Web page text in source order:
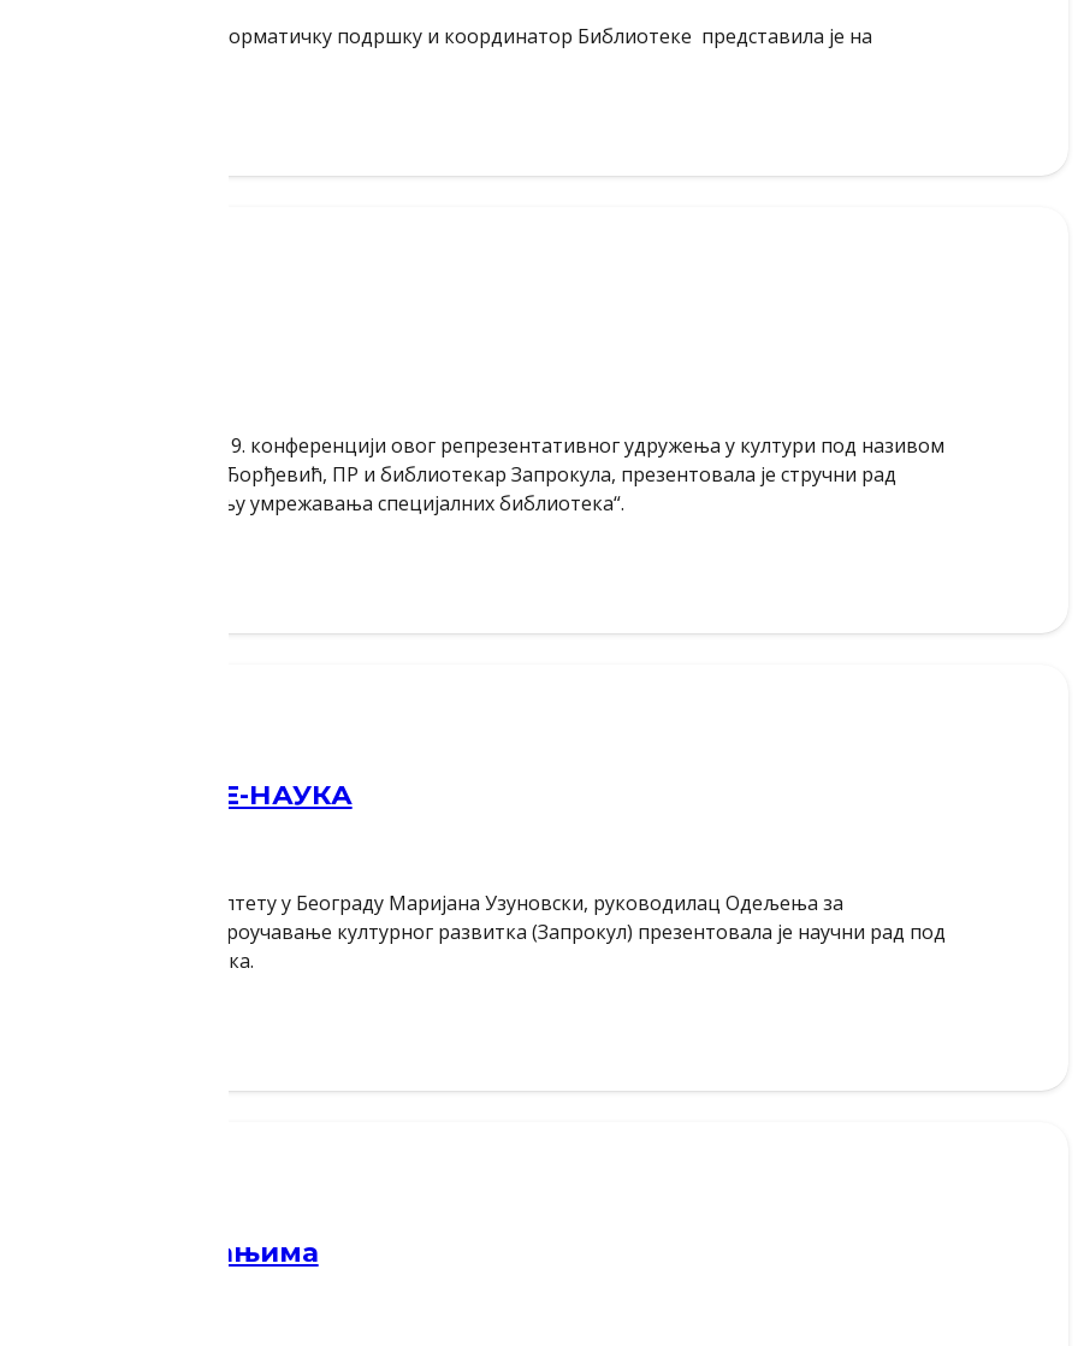
документацију и информатичку подршку и координатор Библиотеке представила је на
оснивања БДС, на 19. конференцији овог репрезентативног удружења у култури под називом
др Јелена Ђорђевић, ПР и библиотекар Запрокула, презентовала је стручни рад
мрежа у циљу умрежавања специјалних библиотека“.
И Е-НАУКА
на Правном факултету у Београду Маријана Узуновски, руководилац Одељења за
Завода за проучавање културног развитка (Запрокул) презентовала је научни рад под
културног развитка.
за новим знањима